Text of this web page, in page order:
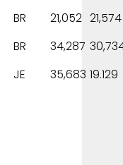
BR 21,052 21,574
BR 34,287
JE 35,683 19.129